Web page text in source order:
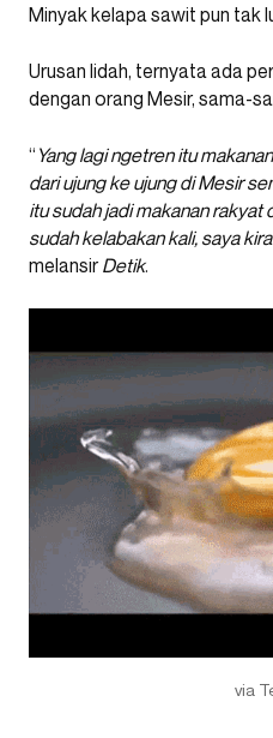
Minyak kelapa sawit pun tak
Urusan lidah, ternyata ada
dengan orang Mesir, sama-
“ Yang lagi ngetren itu
dari ujung ke ujung di Mesir
itu sudah jadi makanan rakyat
sudah kelabakan kali, saya
melansir Detik.
via